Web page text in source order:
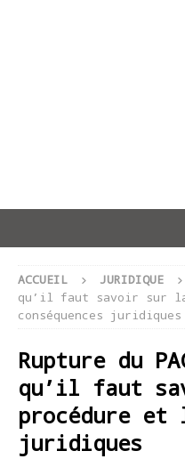
ACCUEIL JURIDIQUE
qu’il faut savoir sur
conséquences juridiques
Rupture du
qu’il faut
procédure et
juridiques